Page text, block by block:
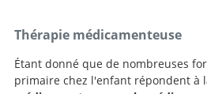
Thérapie médicamenteuse
Étant donné que de nombreuses
primaire chez l'enfant répondent à